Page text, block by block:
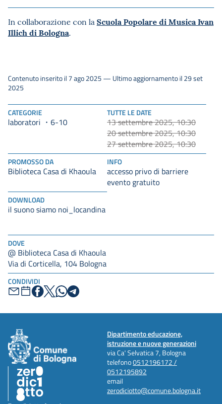
DOVE
@ Biblioteca Casa di Khaoula
Via di Corticella, 104 Bologna
CONDIVIDI
In collaborazione con la Scuola Popolare di Musica Ivan
Illich di Bologna.
CATEGORIE
laboratori 6-10
TUTTE LE DATE
13 settembre 2025, 10:30
20 settembre 2025, 10:30
27 settembre 2025, 10:30
PROMOSSO DA
Biblioteca Casa di Khaoula
INFO
accesso privo di barriere
evento gratuito
DOWNLOAD
il suono siamo noi_locandina
Contenuto inserito il 7 ago 2025 — Ultimo aggiornamento il 29 set
2025
Dipartimento educazione,
istruzione e nuove generazioni
via Ca' Selvatica 7, Bologna
telefono0512196172 /
0512195892
email
zerodiciotto@comune.bologna.it